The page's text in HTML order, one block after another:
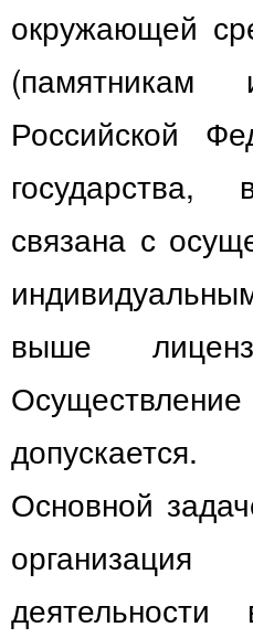
окружающей
Российской
государства,
связана с
выше
допускается.
Основной